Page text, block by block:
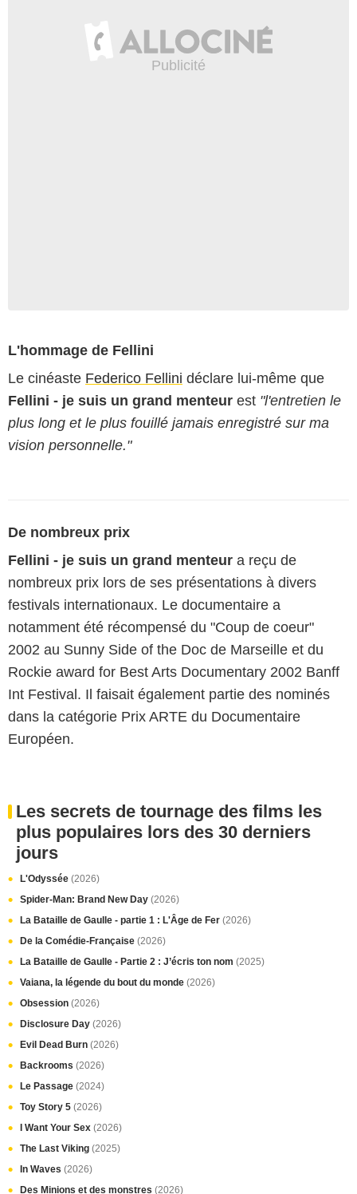
L'hommage de Fellini
Le cinéaste Federico Fellini déclare lui-même que
Fellini - je suis un grand menteur est "l'entretien le
plus long et le plus fouillé jamais enregistré sur ma
vision personnelle."
De nombreux prix
Fellini - je suis un grand menteur a reçu de
nombreux prix lors de ses présentations à divers
festivals internationaux. Le documentaire a
notamment été récompensé du "Coup de coeur"
2002 au Sunny Side of the Doc de Marseille et du
Rockie award for Best Arts Documentary 2002 Banff
Int Festival. Il faisait également partie des nominés
dans la catégorie Prix ARTE du Documentaire
Européen.
Les secrets de tournage des films les
plus populaires lors des 30 derniers
jours
L'Odyssée (2026)
Spider-Man: Brand New Day (2026)
La Bataille de Gaulle - partie 1 : L'Âge de Fer (2026)
De la Comédie-Française (2026)
La Bataille de Gaulle - Partie 2 : J’écris ton nom (2025)
Vaiana, la légende du bout du monde (2026)
Obsession (2026)
Disclosure Day (2026)
Evil Dead Burn (2026)
Backrooms (2026)
Le Passage (2024)
Toy Story 5 (2026)
I Want Your Sex (2026)
The Last Viking (2025)
In Waves (2026)
Des Minions et des monstres (2026)